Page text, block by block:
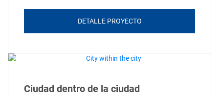
DETALLE PROYECTO
Ciudad dentro de la ciudad